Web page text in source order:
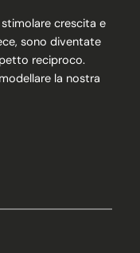
crescita e
sono diventate
reciproco.
la nostra